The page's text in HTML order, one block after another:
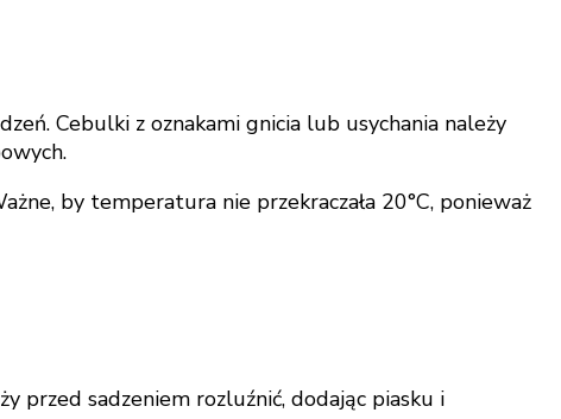
Cebulki z oznakami gnicia lub usychania należy
by temperatura nie przekraczała 20°C, ponieważ
przed sadzeniem rozluźnić, dodając piasku i